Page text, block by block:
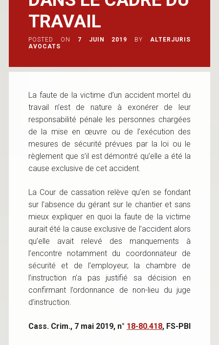
TRAVAIL
POSTED ON 7 JUIN 2019 BY
ALTERJURIS
AVOCATS
La faute de la victime d’un accident mortel du
travail n’est de nature à exonérer de leur
responsabilité pénale les personnes chargées
de la mise en œuvre ou de l’exécution des
mesures de sécurité prévues par la loi ou le
règlement que s’il est démontré qu’elle a été la
cause exclusive de cet accident.
La Cour de cassation relève qu’en se fondant
sur l’absence du gérant sur le chantier et sans
mieux expliquer en quoi la faute de la victime
aurait été la cause exclusive de l’accident alors
qu’elle avait relevé des manquements à
l’encontre notamment du coordonnateur de
sécurité et de l’employeur, la chambre de
l’instruction n’a pas justifié sa décision en
confirmant l’ordonnance de non-lieu du juge
d’instruction.
Cass. Crim., 7 mai 2019, n° 18-80.418, FS-PBI